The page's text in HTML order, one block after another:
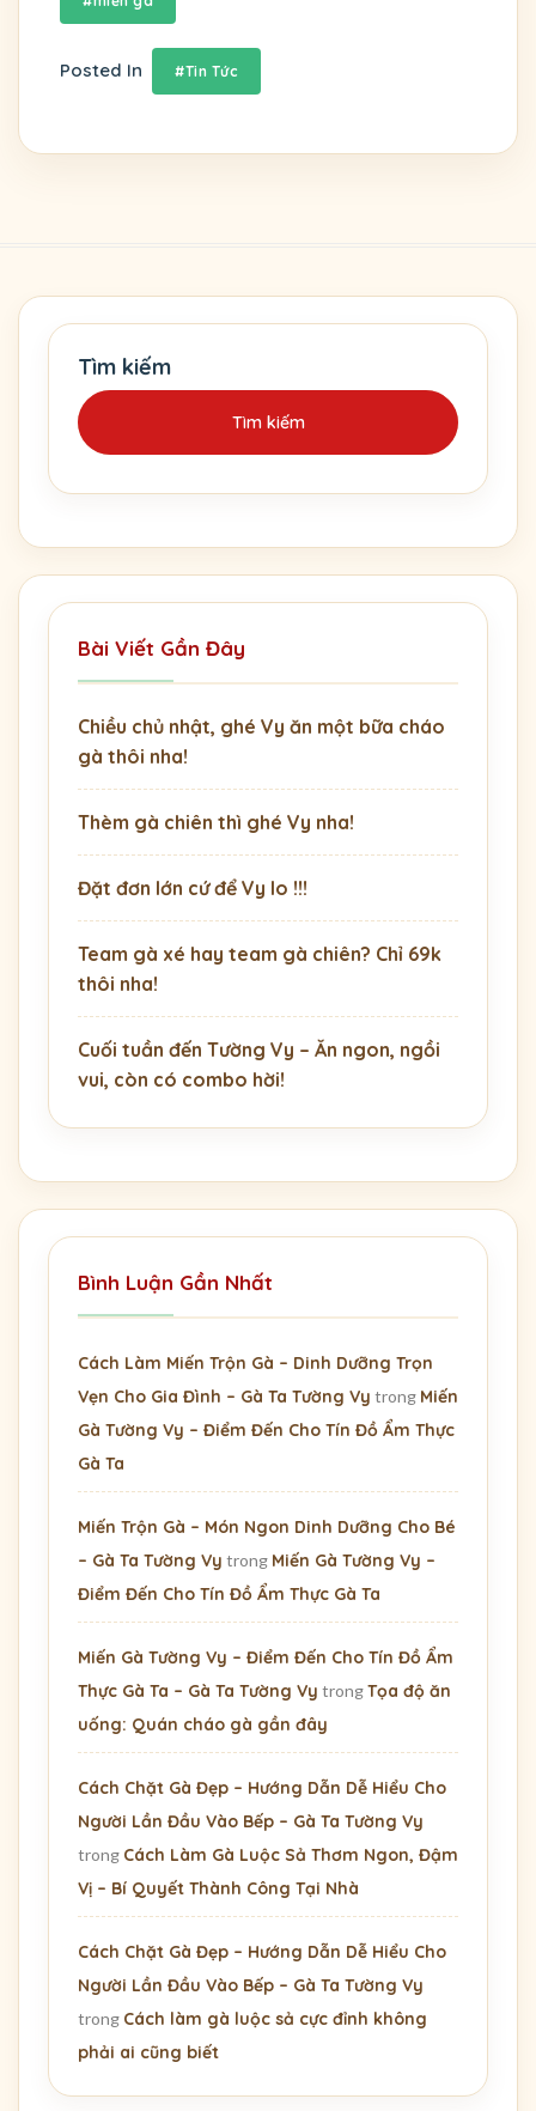
Posted In #Tin Tức
Tìm kiếm
Tìm kiếm
Bài Viết Gần Đây
Chiều chủ nhật, ghé Vy ăn một bữa cháo
gà thôi nha!
Thèm gà chiên thì ghé Vy nha!
Đặt đơn lớn cứ để Vy lo !!!
Team gà xé hay team gà chiên? Chỉ 69k
thôi nha!
Cuối tuần đến Tường Vy – Ăn ngon, ngồi
vui, còn có combo hời!
Bình Luận Gần Nhất
Cách Làm Miến Trộn Gà – Dinh Dưỡng Trọn
Vẹn Cho Gia Đình – Gà Ta Tường Vy trong Miến
Gà Tường Vy – Điểm Đến Cho Tín Đồ Ẩm Thực
Gà Ta
Miến Trộn Gà – Món Ngon Dinh Dưỡng Cho Bé
– Gà Ta Tường Vy trong Miến Gà Tường Vy –
Điểm Đến Cho Tín Đồ Ẩm Thực Gà Ta
Miến Gà Tường Vy – Điểm Đến Cho Tín Đồ Ẩm
Thực Gà Ta – Gà Ta Tường Vy trongTọa độ ăn
uống: Quán cháo gà gần đây
Cách Chặt Gà Đẹp – Hướng Dẫn Dễ Hiểu Cho
Người Lần Đầu Vào Bếp – Gà Ta Tường Vy
trong Cách Làm Gà Luộc Sả Thơm Ngon, Đậm
Vị – Bí Quyết Thành Công Tại Nhà
Cách Chặt Gà Đẹp – Hướng Dẫn Dễ Hiểu Cho
Người Lần Đầu Vào Bếp – Gà Ta Tường Vy
trong Cách làm gà luộc sả cực đỉnh không
phải ai cũng biết